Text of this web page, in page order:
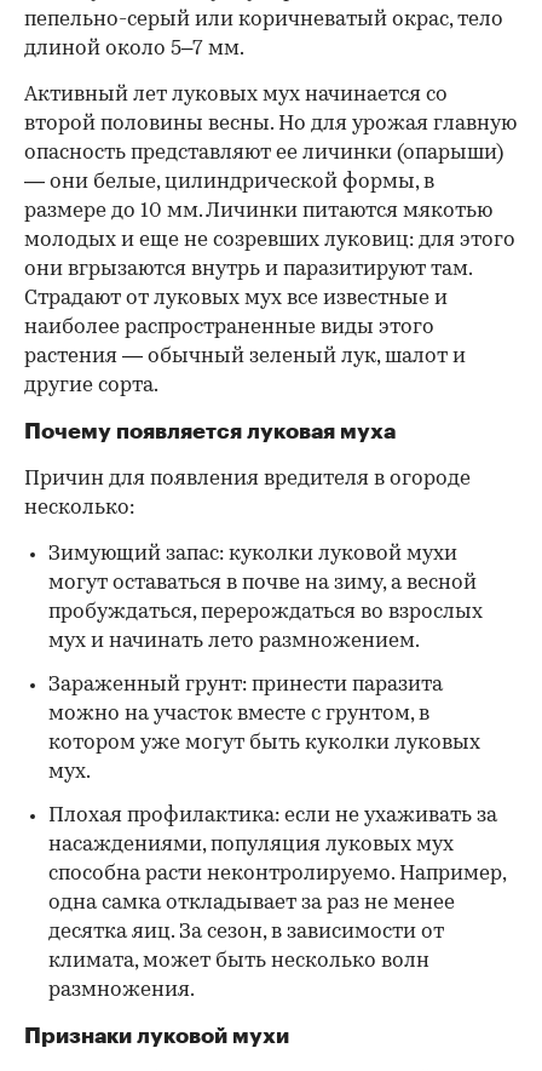
00:00
пепельно-серый или коричневатый окрас, тело
длиной около 5–7 мм.
Активный лет луковых мух начинается со
второй половины весны. Но для урожая главную
опасность представляют ее личинки (опарыши)
— они белые, цилиндрической формы, в
размере до 10 мм. Личинки питаются мякотью
молодых и еще не созревших луковиц: для этого
они вгрызаются внутрь и паразитируют там.
Страдают от луковых мух все известные и
наиболее распространенные виды этого
растения — обычный зеленый лук, шалот и
другие сорта.
Почему появляется луковая муха
Причин для появления вредителя в огороде
несколько:
Зимующий запас: куколки луковой мухи
могут оставаться в почве на зиму, а весной
пробуждаться, перерождаться во взрослых
мух и начинать лето размножением.
Зараженный грунт: принести паразита
можно на участок вместе с грунтом, в
котором уже могут быть куколки луковых
мух.
Плохая профилактика: если не ухаживать за
насаждениями, популяция луковых мух
способна расти неконтролируемо. Например,
одна самка откладывает за раз не менее
десятка яиц. За сезон, в зависимости от
климата, может быть несколько волн
размножения.
Признаки луковой мухи